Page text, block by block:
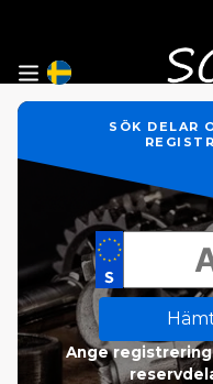
SÖK DELAR
Ange